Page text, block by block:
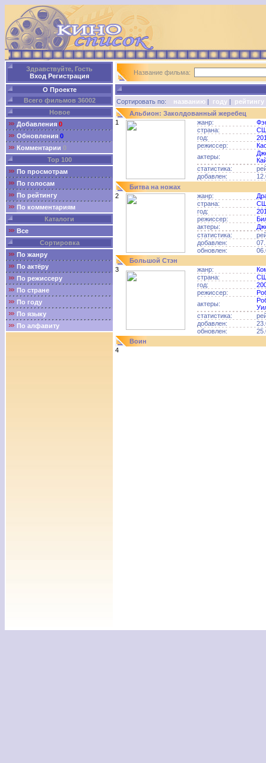
Здравствуйте, Гость
Вход Регистрация
О Проекте
Всего фильмов 36002
Новое
Добавления 0
Обновления 0
Комментарии 0
Top 100
По просмотрам
По голосам
По рейтингу
По комментариям
Каталоги
Все
Сортировка
По жанру
По актёру
По режиссеру
По стране
По году
По языку
По алфавиту
Название фильма:
Сортировать по: названию | году | рейтингу
Альбион: Заколдованный жеребец
1
жанр:
страна:
год:
режиссер:
актеры:
статистика:
добавлен:
Битва на ножах
2
жанр:
страна:
год:
режиссер:
актеры:
статистика:
добавлен:
обновлен:
Большой Стэн
3
жанр:
страна:
год:
режиссер:
актеры:
статистика:
добавлен:
обновлен:
Воин
4